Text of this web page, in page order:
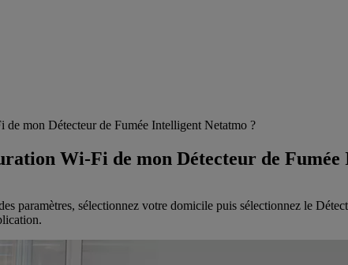
mon Détecteur de Fumée Intelligent Netatmo ?
Wi-Fi de mon Détecteur de
paramètres, sélectionnez votre domicile puis sélectionnez le